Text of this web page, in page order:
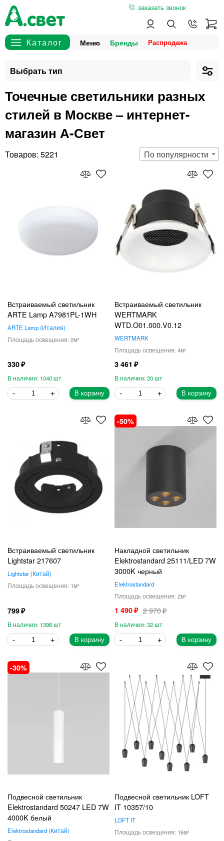
заказать звонок
Меню Бренды
Точечные светильники разных
стилей в Москве – интернет-
магазин А-Свет
5221 По популярности
Встраиваемый светильник
ARTE Lamp A7981PL-1WH
ARTE Lamp Италия
2
330
1040
В корзину
Встраиваемый светильник
WERTMARK
WTD.O01.000.V0.12
WERTMARK
4
3 461
20
В корзину
Встраиваемый светильник
Lightstar 217607
Lightstar Китай
1
799
1396
В корзину
Накладной светильник
Elektrostandard 25111/LED 7W
3000K черный
Elektrostandard
2
1 490 2 970
32
В корзину
50
Подвесной светильник
Elektrostandard 50247 LED 7W
4000K белый
Elektrostandard Китай
30
Подвесной светильник LOFT
IT 10357/10
LOFT IT
16